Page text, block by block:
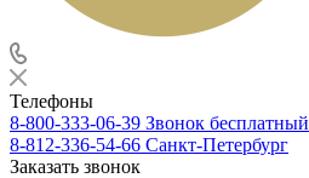
Телефоны
8-800-333-06-39 Звонок бесплатный
8-812-336-54-66 Санкт-Петербург
Заказать звонок